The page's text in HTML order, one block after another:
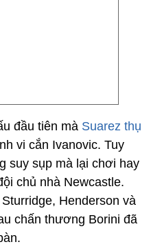
đầu tiên mà Suarez thụ
vi cắn Ivanovic. Tuy
suy sụp mà lại chơi hay
chủ nhà Newcastle.
Henderson và
chấn thương Borini đã